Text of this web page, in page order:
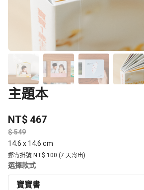
主題本
NT$ 467
$
14.6 x 14.6 cm
郵寄掛號 NT$ 100 (7 天寄出)
選擇款式
寶寶書